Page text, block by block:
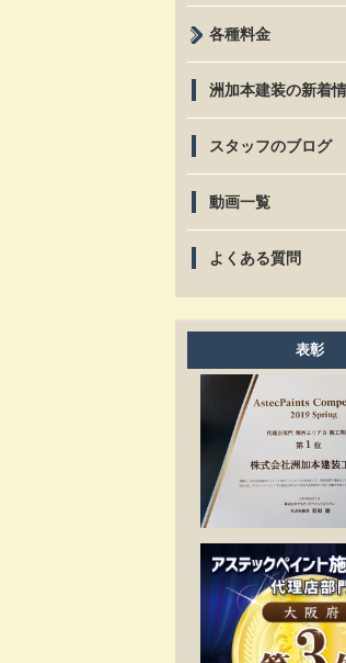
各種料金
洲加本建装の新着
スタッフのブログ
動画一覧
よくある質問
表彰